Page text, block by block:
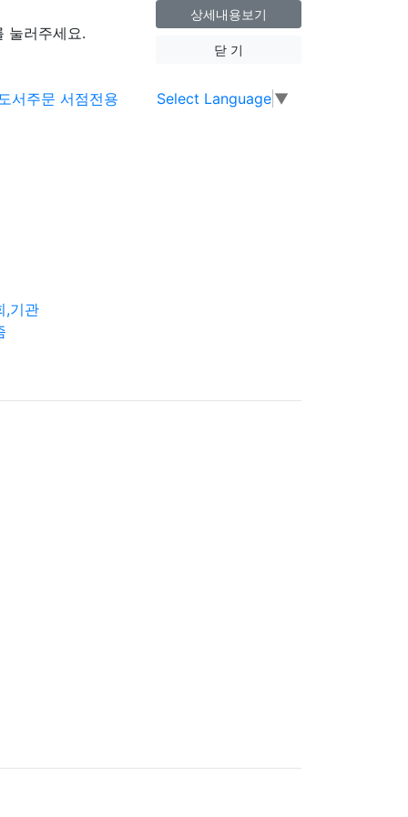
눌러주세요.
상세내용보기
닫 기
Select Language ▼
,기관